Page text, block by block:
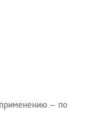
— по